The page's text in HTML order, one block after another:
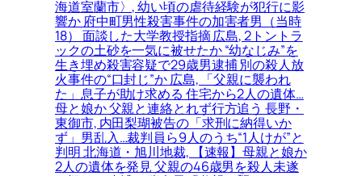
海道室蘭市〉, 幼い頃の虐待経験が犯行に影
響か 府中町男性殺害事件の加害者男（当時
18） 面談した大学教授指摘 広島, 2トントラ
ックの土砂を一気に被せたか “幼なじみ”を
生き埋め殺害容疑で29歳男逮捕 別の殺人放
火事件の“口封じ”か 広島, 「父親に襲われ
た」息子が助け求める 住宅から2人の遺体…
母と娘か 父親と連絡とれず行方追う 長野・
東御市, 内田梨瑚被告の「求刑に納得いか
ず」男乱入…裁判員ら9人のうち“1人けが”と
判明 北海道・旭川地裁, 【速報】母親と娘か
2人の遺体を発見 父親の46歳男を殺人未遂